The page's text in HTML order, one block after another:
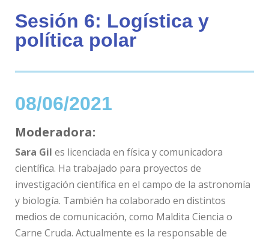
Sesión 6: Logística y
política polar
08/06/2021
Moderadora:
Sara Gil es licenciada en física y comunicadora
científica. Ha trabajado para proyectos de
investigación científica en el campo de la astronomía
y biología. También ha colaborado en distintos
medios de comunicación, como Maldita Ciencia o
Carne Cruda. Actualmente es la responsable de